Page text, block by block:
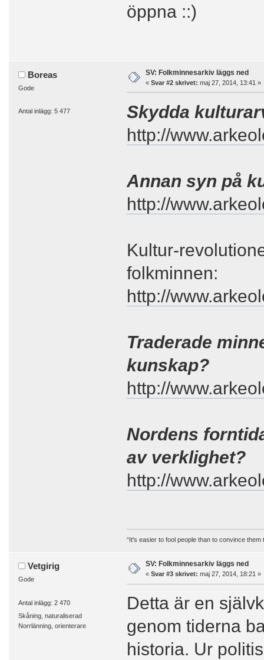
öppna
Boreas
Gode
Antal inlägg: 5 477
SV: Folkminnesarkiv läggs ned
« Svar #2 skrivet: maj 27, 2014, 13:41 »
Skydda
http://
Annan syn på
http://
Kultur-
folkminnen:
http://
Traderade
kunskap?
http://
Nordens
av verklighet?
http://
“It's easier to fool people than to convince them
Vetgirig
Gode
Antal inlägg: 2 470
Skåning, naturaliserad
Norrlänning, orienterare
SV: Folkminnesarkiv läggs ned
« Svar #3 skrivet: maj 27, 2014, 18:21 »
Detta är en
genom tiderna
historia. Ur